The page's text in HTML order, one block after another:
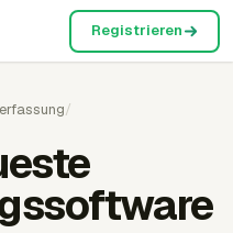
Registrieren
/